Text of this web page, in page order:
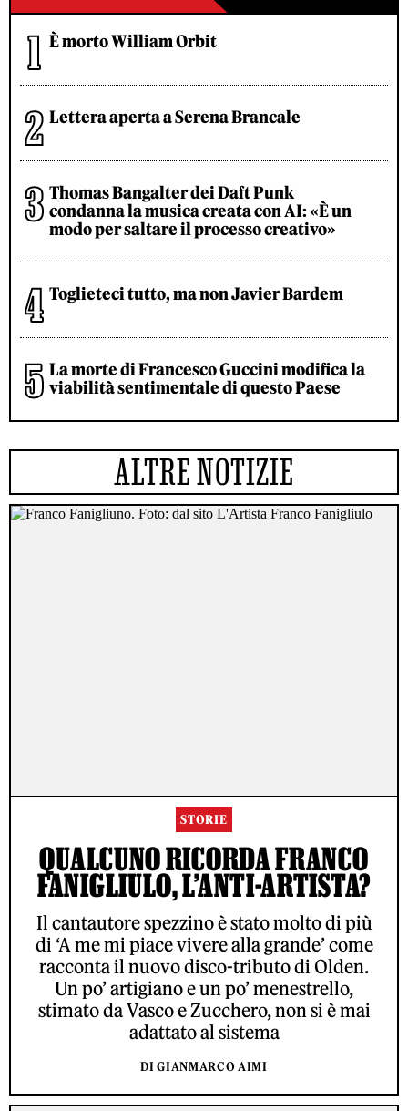
È morto William Orbit
Lettera aperta a Serena Brancale
Thomas Bangalter dei Daft Punk
condanna la musica creata con AI: «È un
modo per saltare il processo creativo»
Toglieteci tutto, ma non Javier Bardem
La morte di Francesco Guccini modifica la
viabilità sentimentale di questo Paese
ALTRE NOTIZIE
STORIE
QUALCUNO RICORDA FRANCO
FANIGLIULO, L’ANTI-ARTISTA?
Il cantautore spezzino è stato molto di più
di ‘A me mi piace vivere alla grande’ come
racconta il nuovo disco-tributo di Olden.
Un po’ artigiano e un po’ menestrello,
stimato da Vasco e Zucchero, non si è mai
adattato al sistema
DI GIANMARCO AIMI